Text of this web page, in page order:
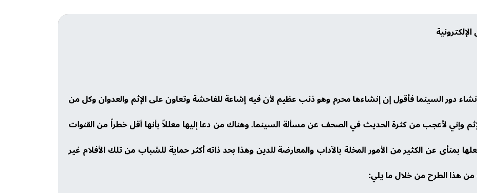
دور السينما فأقول إن إنشاءها محرم وهو ذنب عظيم لأن فيه إشاعة للفاحشة وتعاون على الإثم والعدوان وكل من
لأعجب من كثرة الحديث في الصحف عن مسألة السينما. وهناك من دعا إليها معللاً بأنها أقل خطراً من القنوات
عن الكثير من الأمور المخلة بالآداب والمعارضة للدين وهذا بحد ذاته أكثر حماية للشباب من تلك الأفلام غير
من هذا الطرح من خلال ما يلي: